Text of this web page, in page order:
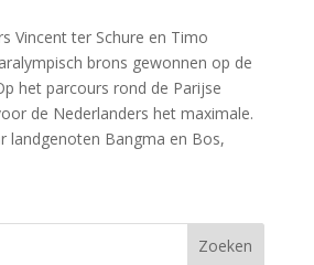
Vincent ter Schure en Timo
brons gewonnen op de
het parcours rond de Parijse
de Nederlanders het maximale.
landgenoten Bangma en Bos,